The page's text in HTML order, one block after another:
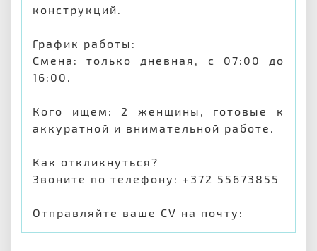
конструкций.
График работы:
Смена: только дневная, с 07:00 до
16:00.
Кого ищем: 2 женщины, готовые к
аккуратной и внимательной работе.
Как откликнуться?
Звоните по телефону: +372 55673855
Отправляйте ваше CV на почту: